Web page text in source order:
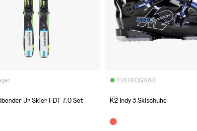
Jr Skier FDT 7.0 Set
1 VERFÜGBAR
(0)
K2 Indy 3 Skischuhe